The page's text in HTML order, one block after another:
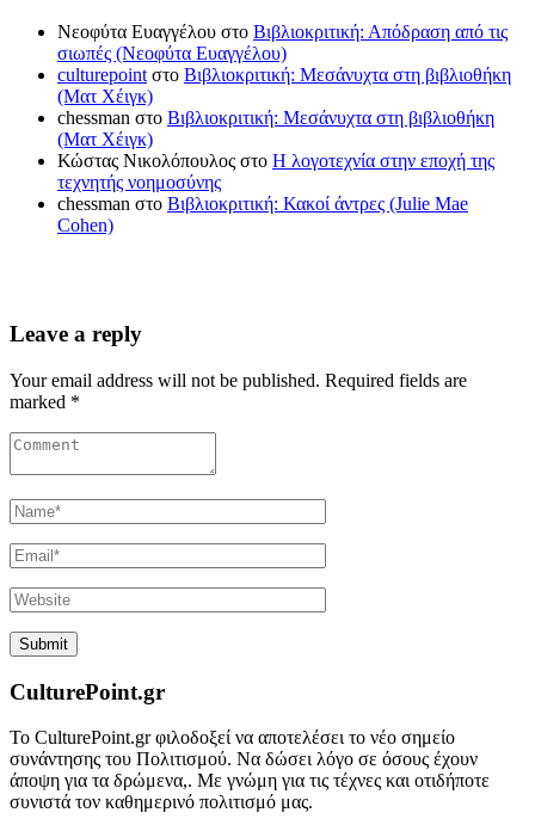
Νεοφύτα Ευαγγέλου στο Βιβλιοκριτική: Απόδραση από τις
σιωπές (Νεοφύτα Ευαγγέλου)
culturepointστο Βιβλιοκριτική: Μεσάνυχτα στη βιβλιοθήκη
(Ματ Χέιγκ)
chessman στο Βιβλιοκριτική: Μεσάνυχτα στη βιβλιοθήκη
(Ματ Χέιγκ)
Κώστας Νικολόπουλος στο Η λογοτεχνία στην εποχή της
τεχνητής νοημοσύνης
chessman στο Βιβλιοκριτική: Κακοί άντρες (Julie Mae
Cohen)
Leave a reply
Your email address will not be published. Required fields are
marked *
CulturePoint.gr
Το CulturePoint.gr φιλοδοξεί να αποτελέσει το νέο σημείο
συνάντησης του Πολιτισμού. Να δώσει λόγο σε όσους έχουν
άποψη για τα δρώμενα,. Με γνώμη για τις τέχνες και οτιδήποτε
συνιστά τον καθημερινό πολιτισμό μας.